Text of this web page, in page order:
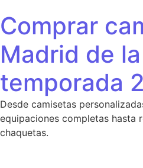
Comprar
Madrid de
temporada
Desde camisetas
equipaciones completas hasta
chaquetas.